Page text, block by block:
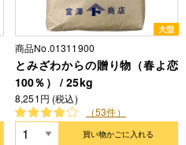
大型
商品No.01311900
とみざわからの贈り物（春よ恋
100％） / 25kg
8,251円 (税込)
（53件）
買い物かごに入れる